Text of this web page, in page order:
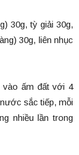
30g, tỳ giải 30g,
30g, liên nhục
vào ấm đất với 4
sắc tiếp, mỗi
nhiều lần trong